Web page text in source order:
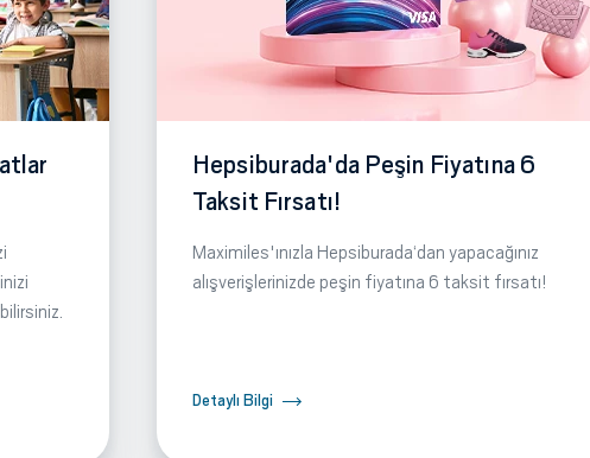
Hepsiburada'da Peşin Fiyatına 6
Taksit Fırsatı!
Maximiles'ınızla Hepsiburada‘dan yapacağınız
alışverişlerinizde peşin fiyatına 6 taksit fırsatı!
Detaylı Bilgi